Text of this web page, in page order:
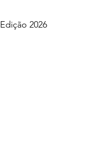
Edição 2026